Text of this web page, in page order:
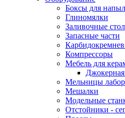
Боксы для
Глиномялки
Заливочные
Запасные части
Компрессоры
Мебель для
Джокерная
Мельницы
Мешалки
Модельные
Отстойники -